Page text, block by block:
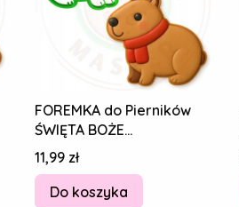
FOREMKA do Pierników
ŚWIĘTA BOŻE
NARODZENIE Zwierzęta
KAPIBARA kawaii 10cm
Cena
11,99 zł
Do koszyka